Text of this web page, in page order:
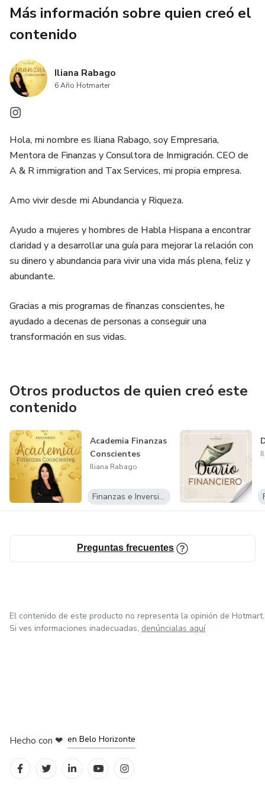
para que experimentes vivir una vida terrenal en total
Nuestro PROPÓSITO es recordarte que el Dinero es tu
DERECHO DIVINO, que la riqueza esta disponible para tí
Más información sobre quien creó el
contenido
Iliana Rabago
6 Año Hotmarter
Hola, mi nombre es Iliana Rabago, soy Empresaria,
Mentora de Finanzas y Consultora de Inmigración. CEO de
A & R immigration and Tax Services, mi propia empresa.
Amo vivir desde mi Abundancia y Riqueza.
Ayudo a mujeres y hombres de Habla Hispana a encontrar
claridad y a desarrollar una guía para mejorar la relación con
su dinero y abundancia para vivir una vida más plena, feliz y
abundante.
Gracias a mis programas de finanzas conscientes, he
ayudado a decenas de personas a conseguir una
transformación en sus vidas.
Otros productos de quien creó este
contenido
Academia Finanzas
Conscientes
Iliana Rabago
Finanzas e Inversiones
Preguntas frecuentes
El contenido de este producto no representa la opinión de Hotmart.
Si ves informaciones inadecuadas, denúncialas aquí
Hecho con ❤ en Belo Horizonte